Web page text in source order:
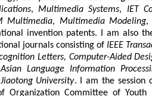
自动驾驶挑战赛中获得三维占用
合12.6万元人民币）已全部捐
）和新华教育基金会“
年度本科毕业生“我心目中的好课
超过355.165
, Multimedia Systems, IET
Multimedia, Multimedia Modeling,
invention patents. I am also
journals consisting of IEEE
Letters, Computer-Aided
Language Information
University. I am the session
Committee of Youth